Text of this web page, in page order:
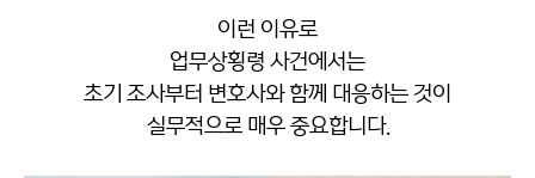
이런 이유로
업무상횡령 사건에서는
초기 조사부터 변호사와 함께 대응하는 것이
실무적으로 매우 중요합니다.